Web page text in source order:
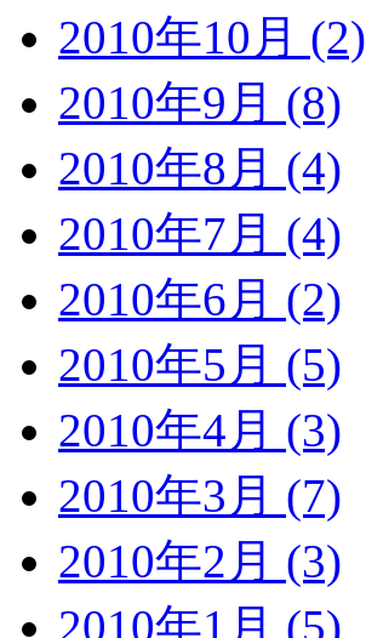
2010年10月 (2)
2010年9月 (8)
2010年8月 (4)
2010年7月 (4)
2010年6月 (2)
2010年5月 (5)
2010年4月 (3)
2010年3月 (7)
2010年2月 (3)
2010年1月 (5)